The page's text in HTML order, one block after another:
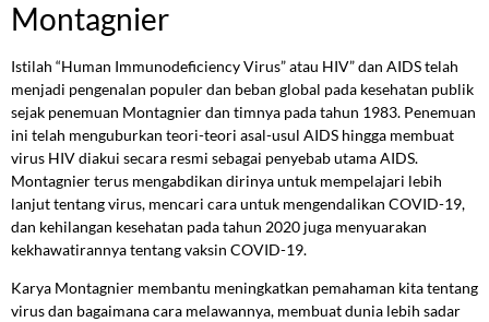
Montagnier
Istilah “Human Immunodeficiency Virus” atau HIV” dan AIDS telah
menjadi pengenalan populer dan beban global pada kesehatan publik
sejak penemuan Montagnier dan timnya pada tahun 1983. Penemuan
ini telah menguburkan teori-teori asal-usul AIDS hingga membuat
virus HIV diakui secara resmi sebagai penyebab utama AIDS.
Montagnier terus mengabdikan dirinya untuk mempelajari lebih
lanjut tentang virus, mencari cara untuk mengendalikan COVID-19,
dan kehilangan kesehatan pada tahun 2020 juga menyuarakan
kekhawatirannya tentang vaksin COVID-19.
Karya Montagnier membantu meningkatkan pemahaman kita tentang
virus dan bagaimana cara melawannya, membuat dunia lebih sadar